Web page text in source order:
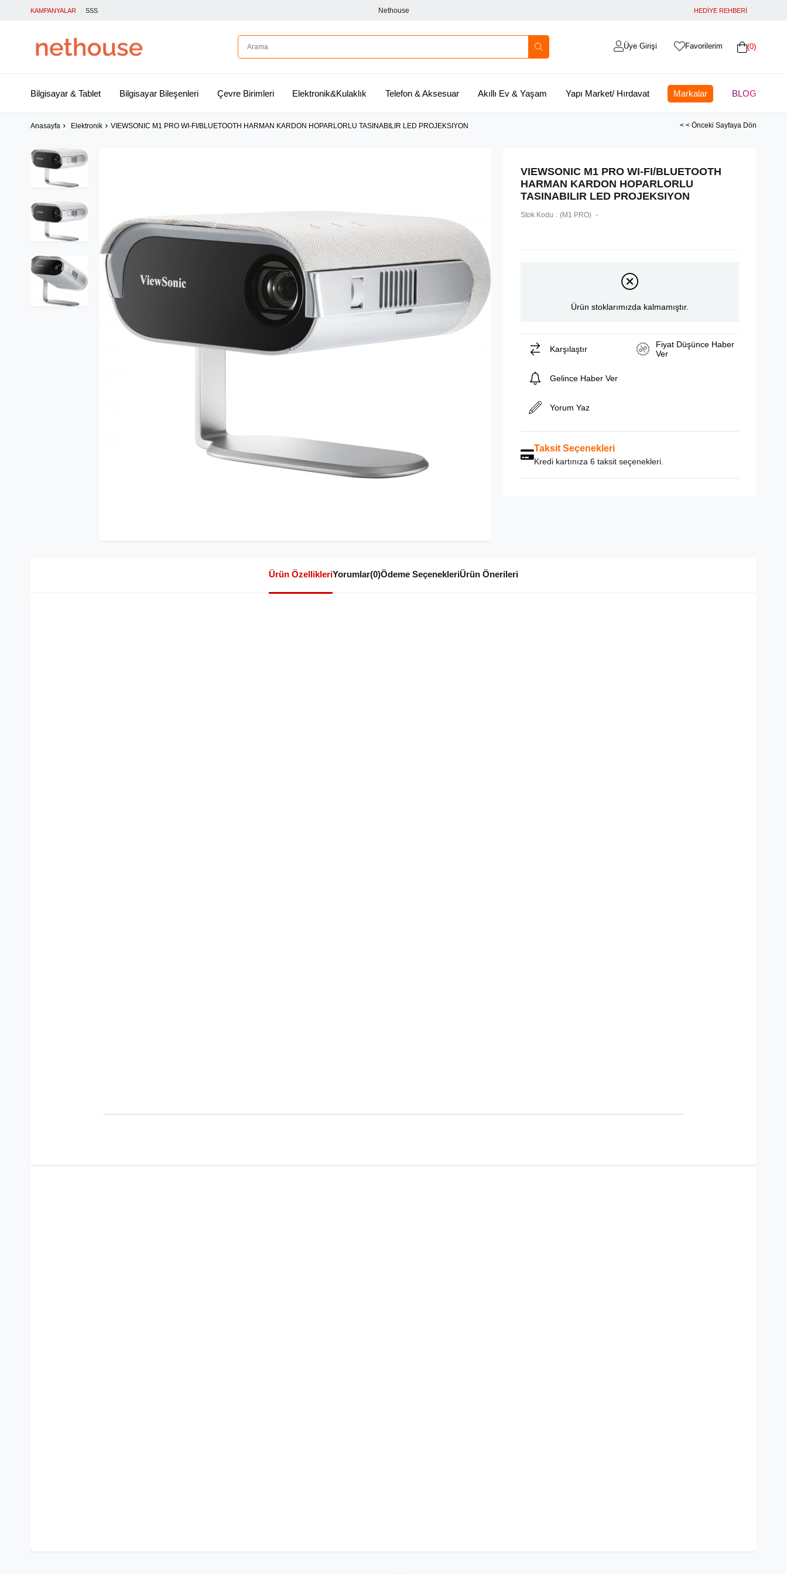
KAMPANYALAR SSS Nethouse HEDİYE REHBERİ
0
Favorilerim
Üye Girişi
Bilgisayar & Tablet Bilgisayar Bileşenleri Çevre Birimleri Elektronik&Kulaklık Telefon & Aksesuar Akıllı Ev & Yaşam Yapı Market/ Hırdavat Markalar BLOG
Anasayfa Elektronik VIEWSONIC M1 PRO WI-FI/BLUETOOTH HARMAN KARDON HOPARLORLU TASINABILIR LED PROJEKSIYON < < Önceki Sayfaya Dön
VIEWSONIC M1 PRO WI-FI/BLUETOOTH
HARMAN KARDON HOPARLORLU
TASINABILIR LED PROJEKSIYON
Stok Kodu (M1 PRO)
Ürün stoklarımızda kalmamıştır.
Karşılaştır
Fiyat Düşünce Haber
Ver
Gelince Haber Ver
Yorum Yaz
Taksit Seçenekleri
Kredi kartınıza 6 taksit seçenekleri.
Ürün ÖzellikleriYorumlar(0)Ödeme SeçenekleriÜrün Önerileri